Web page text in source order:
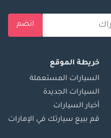
انضم
خريطة الموقع
السيارات المستعملة
السيارات الجديدة
أخبار السيارات
قم ببيع سيارتك في الإمارات